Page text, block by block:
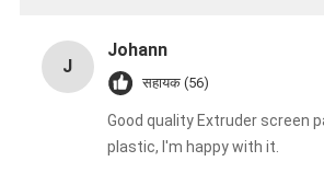
J
Johann
सहायक (56)
Good quality Extruder screen
plastic, I'm happy with it.